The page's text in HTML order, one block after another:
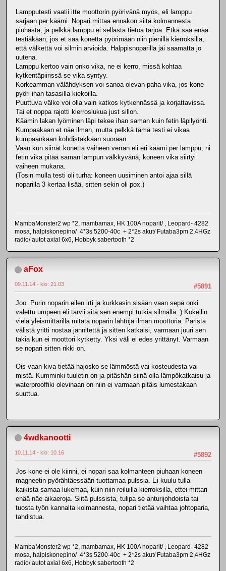
Lampputesti vaatii itte moottorin pyörivänä myös, eli lamppu
sarjaan per käämi. Nopari mittaa ennakon siitä kolmannesta
piuhasta, ja pelkkä lamppu ei sellasta tietoa tarjoa. Etkä saa enää
testiäkään, jos et saa konetta pyörimään niin pienillä kierroksilla,
että välkettä voi silmin arvioida. Halppisnoparilla jäi saamatta jo
uutena.
Lamppu kertoo vain onko vika, ne ei kerro, missä kohtaa
kytkentäpiirissä se vika syntyy.
Korkeamman välähdyksen voi sanoa olevan paha vika, jos kone
pyöri ihan tasasilla kiekoilla.
Puuttuva välke voi olla vain katkos kytkennässä ja korjattavissa.
Tai et noppa rajotti kierroslukua just sillon.
Käämin lakan lyöminen läpi tekee ihan saman kuin fetin läpilyönti.
Kumpaakaan et näe ilman, mutta pelkkä tämä testi ei vikaa
kumpaankaan kohdistakkaan suoraan.
Vaan kun siirrät konetta vaiheen verran eli eri käämi per lamppu, ni
fetin vika pitää saman lampun välkkyvänä, koneen vika siirtyi
vaiheen mukana.
(Tosin mulla testi oli turha: koneen uusiminen antoi ajaa sillä
noparilla 3 kertaa lisää, sitten sekin oli pox.)
MambaMonster2 wp *2, mambamax, HK 100A noparit/ , Leopard- 4282
mosa, halpiskonepino/ 4*3s 5200-40c + 2*2s akut/ Futaba3pm 2,4HGz
radio/ autot axial 6x6, Hobbyk sabertooth *2
aFox
#5891
09.11.14 - klo: 21.03
Joo. Purin noparin eilen irti ja kurkkasin sisään vaan sepä onki
valettu umpeen eli tarvii sitä sen enempi tutkia silmällä :) Kokeilin
vielä yleismittarilla mitata noparin lähtöjä ilman moottoria. Parista
välistä yritti nostaa jännitettä ja sitten katkaisi, varmaan juuri sen
takia kun ei moottori kytketty. Yksi väli ei edes yrittänyt. Varmaan
se nopari sitten rikki on.
Ois vaan kiva tietää hajosko se lämmöstä vai kosteudesta vai
mistä. Kumminki tuuletin on ja pitäshän siinä olla lämpökatkaisu ja
waterprooffiki olevinaan on niin ei varmaan pitäis lumestakaan
suuttua.
4wdkanootti
#5892
10.11.14 - klo: 10.16
Jos kone ei ole kiinni, ei nopari saa kolmanteen piuhaan koneen
magneetin pyörähtäessään tuottamaa pulssia. Ei kuulu tulla
kaikista samaa lukemaa, kuin niin reiluilla kierroksilla, ettei mittari
enää näe aikaeroja. Siitä pulssista, tulipa se anturijohdoista tai
tuosta työn kannalta kolmannesta, nopari tietää vaihtaa johtoparia,
tahdistua.
MambaMonster2 wp *2, mambamax, HK 100A noparit/ , Leopard- 4282
mosa, halpiskonepino/ 4*3s 5200-40c + 2*2s akut/ Futaba3pm 2,4HGz
radio/ autot axial 6x6, Hobbyk sabertooth *2